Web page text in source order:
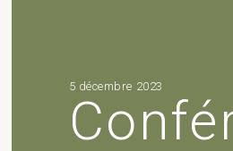
5 décembre 2023